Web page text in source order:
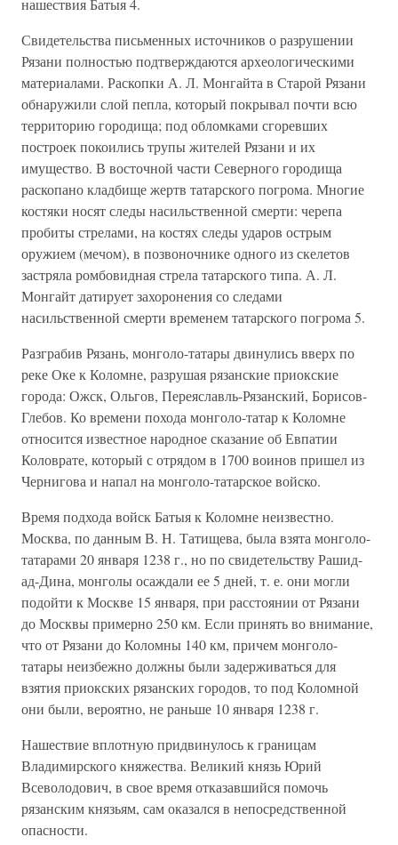
нашествия Батыя 4.
Свидетельства письменных источников о разрушении
Рязани полно­стью подтверждаются археологическими
материалами. Раскопки А. Л. Монгайта в Старой Рязани
обнаружили слой пепла, который покрывал почти всю
территорию городища; под обломками сгоревших
построек покоились трупы жителей Рязани и их
имущество. В восточной части Северного горо­дища
раскопано кладбище жертв татарского погрома. Многие
костяки но­сят следы насильственной смерти: черепа
пробиты стрелами, на костях следы ударов острым
оружием (мечом), в позвоночнике одного из скелетов
застряла ромбовидная стрела татарского типа. А. Л.
Монгайт датирует захоронения со следами
насильственной смерти временем татарского по­грома 5.
Разграбив Рязань, монголо-татары двинулись вверх по
реке Оке к Ко­ломне, разрушая рязанские приокские
города: Ожск, Ольгов, Переяславль-Рязанский, Борисов-
Глебов. Ко времени похода монголо-татар к Коломне
относится известное народное сказание об Евпатии
Коловрате, который с отрядом в 1700 воинов пришел из
Чернигова и напал на монголо-татарское войско.
Время подхода войск Батыя к Коломне неизвестно.
Москва, по данным В. Н. Татищева, была взята монголо-
татарами 20 января 1238 г., но по сви­детельству Рашид-
ад-Дина, монголы осаждали ее 5 дней, т. е. они могли
подойти к Москве 15 января, при расстоянии от Рязани
до Москвы примерно 250 км. Если принять во внимание,
что от Рязани до Коломны 140 км, при­чем монголо-
татары неизбежно должны были задерживаться для
взятия приокских рязанских городов, то под Коломной
они были, вероятно, не раньше 10 января 1238 г.
Нашествие вплотную придвинулось к границам
Владимирского кня­жества. Великий князь Юрий
Всеволодович, в свое время отказавшийся помочь
рязанским князьям, сам оказался в непосредственной
опасности.